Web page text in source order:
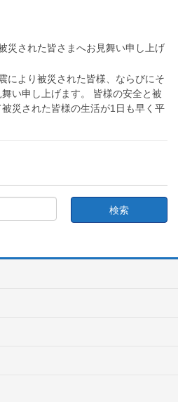
により被災された皆様、ならびにそ
い申し上げます。 皆様の安全と被
災された皆様の生活が1日も早く平